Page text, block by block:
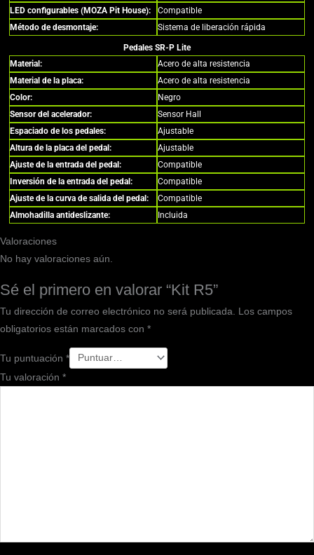
LED configurables (MOZA Pit House):
Compatible
Método de desmontaje:
Sistema de liberación rápida
Pedales SR-P Lite
Material:
Acero de alta resistencia
Material de la placa:
Acero de alta resistencia
Color:
Negro
Sensor del acelerador:
Sensor Hall
Espaciado de los pedales:
Ajustable
Altura de la placa del pedal:
Ajustable
Ajuste de la entrada del pedal:
Compatible
Inversión de la entrada del pedal:
Compatible
Ajuste de la curva de salida del pedal:
Compatible
Almohadilla antideslizante:
Incluida
Valoraciones
No hay valoraciones aún.
Sé el primero en valorar “Kit R5”
Tu dirección de correo electrónico no será publicada.
Los campos
obligatorios están marcados con *
Tu puntuación *
Tu valoración *